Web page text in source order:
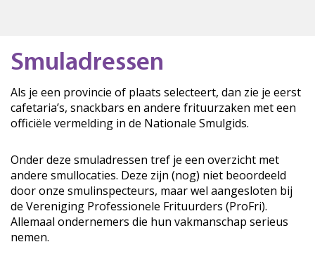
Smuladressen
Als je een provincie of plaats selecteert, dan zie je eerst
cafetaria’s, snackbars en andere frituurzaken met een
officiële vermelding in de Nationale Smulgids.
Onder deze smuladressen tref je een overzicht met
andere smullocaties. Deze zijn (nog) niet beoordeeld
door onze smulinspecteurs, maar wel aangesloten bij
de Vereniging Professionele Frituurders (ProFri).
Allemaal ondernemers die hun vakmanschap serieus
nemen.